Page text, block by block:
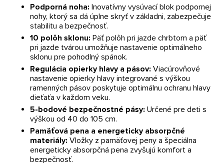
Podporná noha: Inovatívny vysúvací blok podpornej
nohy, ktorý sa dá úplne skryť v základni, zabezpečuje
stabilitu a bezpečnosť.
10 polôh sklonu: Päť polôh pri jazde chrbtom a päť
pri jazde tvárou umožňuje nastavenie optimálneho
sklonu pre pohodlný spánok.
Regulácia opierky hlavy a pásov: Viacúrovňové
nastavenie opierky hlavy integrované s výškou
ramenných pásov poskytuje optimálnu ochranu hlavy
dieťaťa v každom veku.
5-bodové bezpečnostné pásy: Určené pre deti s
výškou od 40 do 105 cm.
Pamäťová pena a energeticky absorpčné
materiály: Vložky z pamäťovej peny a špeciálna
energeticky absorpčná pena zvyšujú komfort a
bezpečnosť.